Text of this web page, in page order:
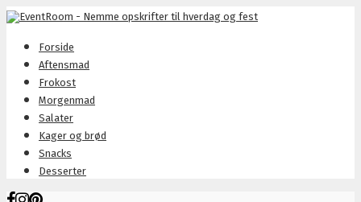
Forside
Aftensmad
Frokost
Morgenmad
Salater
Kager og brød
Snacks
Desserter